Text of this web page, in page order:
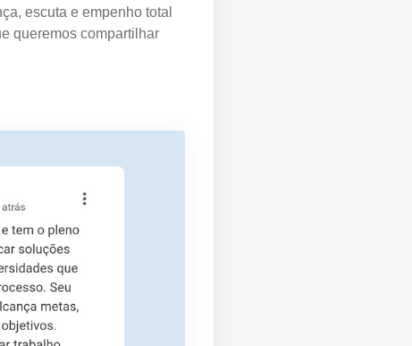
escuta e empenho total
queremos compartilhar